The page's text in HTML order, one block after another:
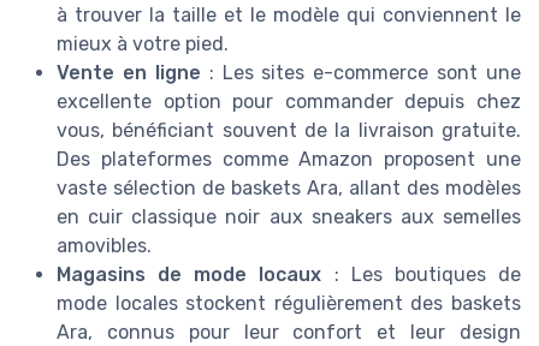
à trouver la taille et le modèle qui conviennent le
mieux à votre pied.
Vente en ligne : Les sites e-commerce sont une
excellente option pour commander depuis chez
vous, bénéficiant souvent de la livraison gratuite.
Des plateformes comme Amazon proposent une
vaste sélection de baskets Ara, allant des modèles
en cuir classique noir aux sneakers aux semelles
amovibles.
Magasins de mode locaux : Les boutiques de
mode locales stockent régulièrement des baskets
Ara, connus pour leur confort et leur design